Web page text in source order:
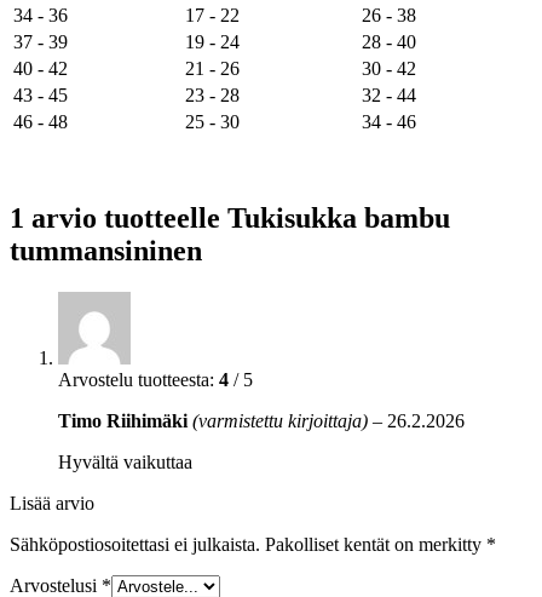
34 - 36
17 - 22
26 - 38
37 - 39
19 - 24
28 - 40
40 - 42
21 - 26
30 - 42
43 - 45
23 - 28
32 - 44
46 - 48
25 - 30 34 - 46
1 arvio tuotteelle Tukisukka bambu
tummansininen
Arvostelu tuotteesta: 4 / 5
Timo Riihimäki (varmistettu kirjoittaja) – 26.2.2026
Hyvältä vaikuttaa
Lisää arvio
Sähköpostiosoitettasi ei julkaista. Pakolliset kentät on merkitty *
Arvostelusi *